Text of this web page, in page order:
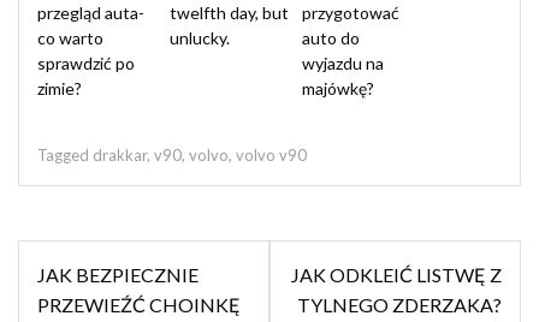
przegląd auta-
co warto
sprawdzić po
zimie?
twelfth day, but
unlucky.
przygotować
auto do
wyjazdu na
majówkę?
Tagged drakkar, v90, volvo, volvo v90
wpisu
JAK BEZPIECZNIE
PRZEWIEŹĆ CHOINKĘ
JAK ODKLEIĆ LISTWĘ Z
TYLNEGO ZDERZAKA?